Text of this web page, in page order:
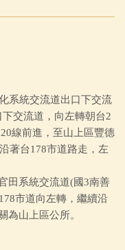
系統交流道出口下交流
交流道，向左轉朝台2
線前進，至山上區豐德
著台178市道路走，左
田系統交流道(國3南善
市道向左轉，繼續沿
為山上區公所。